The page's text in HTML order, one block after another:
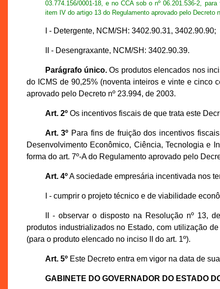
03.774.156/0001-18, e no CCA sob o nº 06.201.536-2,
item IV do artigo 13 do Regulamento aprovado pelo Decreto
I - Detergente, NCM/SH: 3402.90.31, 3402.90.90;
II - Desengraxante, NCM/SH: 3402.90.39.
Parágrafo único.Os produtos elencados nos
do ICMS de 90,25% (noventa inteiros e vinte e cinco
aprovado pelo Decreto nº 23.994, de 2003.
Art. 2ºOs incentivos fiscais de que trata este
Art. 3º Para fins de fruição dos incentivos
Desenvolvimento Econômico, Ciência, Tecnologia e
forma do art. 7º-A do Regulamento aprovado pelo
Art. 4ºA sociedade empresária incentivada nos
I - cumprir o projeto técnico e de viabilidade
II - observar o disposto na Resolução nº 13,
produtos industrializados no Estado, com utilização
(para o produto elencado no inciso II do art. 1º).
Art. 5ºEste Decreto entra em vigor na data de
GABINETE DO GOVERNADOR DO ESTADO